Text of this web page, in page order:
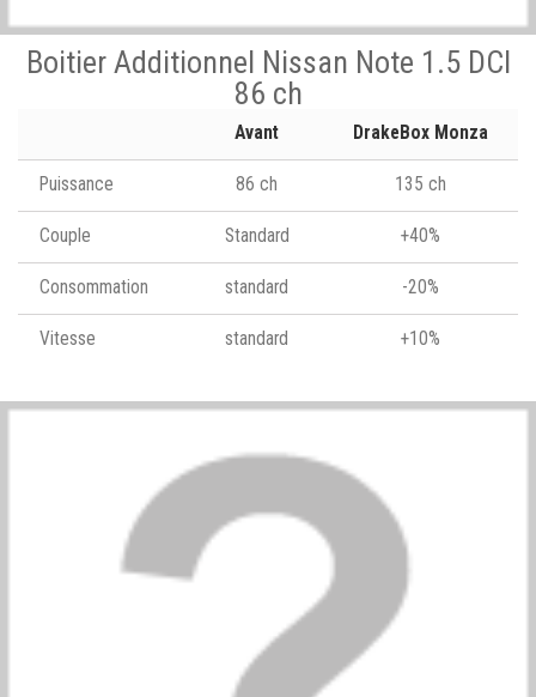
Boitier Additionnel Nissan Note 1.5 DCI
86 ch
Avant DrakeBox Monza
Puissance 86 ch 135 ch
Couple Standard +40%
Consommation standard -20%
Vitesse standard +10%